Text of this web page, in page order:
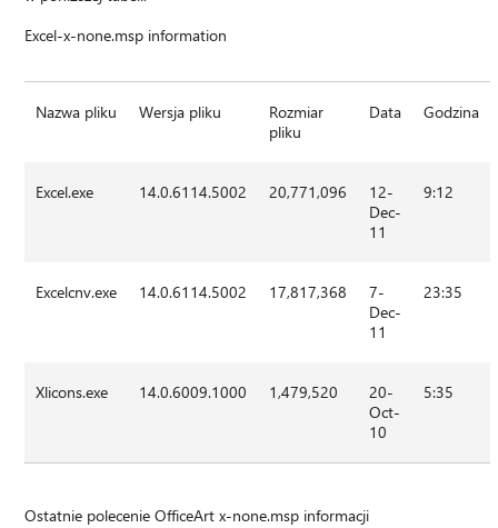
Excel-x-none.msp information
Nazwa pliku Wersja pliku
Rozmiar
pliku
Data Godzina
Excel.exe 14.0.6114.5002 20,771,096
12-
Dec-
11
9:12
Excelcnv.exe 14.0.6114.5002 17,817,368
7-
Dec-
11
23:35
Xlicons.exe 14.0.6009.1000 1,479,520
20-
Oct-
10
5:35
Ostatnie polecenie OfficeArt x-none.msp informacji